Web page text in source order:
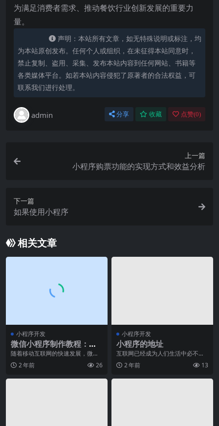
为满足消费者需求、推动餐饮行业创新发展的重要力
量。
声明：本站所有文章，如无特殊说明或标注，均
为本站原创发布。任何个人或组织，在未征得本站同意时，
禁止复制、盗用、采集、发布本站内容到任何网站、书籍等
各类媒体平台。如若本站内容侵犯了原著者的合法权益，可
联系我们进行处理。
admin 分享 收藏 点赞(0)
上一篇
小程序购票功能的实现方式和效益分析
下一篇
如果使用小程序
相关文章
小程序开发
微信小程序制作教程：从
美工角度演示小程序怎么
做
随着移动互联网的快速发展，微信
小程序已经成为了企业和个人展示
自己的重要平台。而一
2 年前 26
小程序开发
小程序的地址
互联网已经成为人们生活中必不可
少的一部分，而移动互联网的普及
更是让人们越来越离不
2 年前 13